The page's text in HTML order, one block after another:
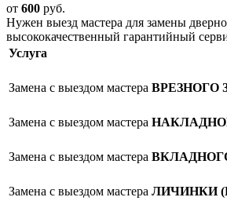
от 600 руб.
Нужен выезд мастера для замены
высококачественный гарантийный
Услуга
Замена с выездом мастера ВРЕЗНОГО
Замена с выездом мастера
Замена с выездом мастера
Замена с выездом мастера ЛИЧИНКИ